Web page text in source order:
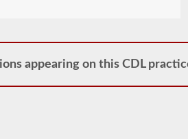
appearing on this CDL